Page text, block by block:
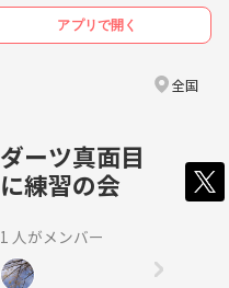
アプリで開く
全国
ダーツ真面目
に練習の会
1 人がメンバー